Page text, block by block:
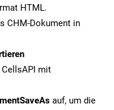
HTML.
CHM-Dokument in
CellsAPI mit
auf, um die